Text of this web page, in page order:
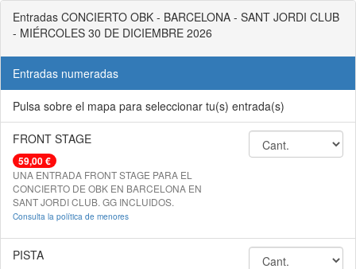
Entradas CONCIERTO OBK - BARCELONA - SANT JORDI CLUB
- MIÉRCOLES 30 DE DICIEMBRE 2026
Entradas numeradas
Pulsa sobre el mapa para seleccionar tu(s) entrada(s)
FRONT STAGE
59,00 €
UNA ENTRADA FRONT STAGE PARA EL
CONCIERTO DE OBK EN BARCELONA EN
SANT JORDI CLUB. GG INCLUIDOS.
Consulta la política de menores
PISTA